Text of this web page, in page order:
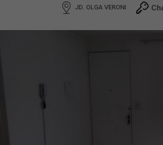
JD. OLGA VERONI